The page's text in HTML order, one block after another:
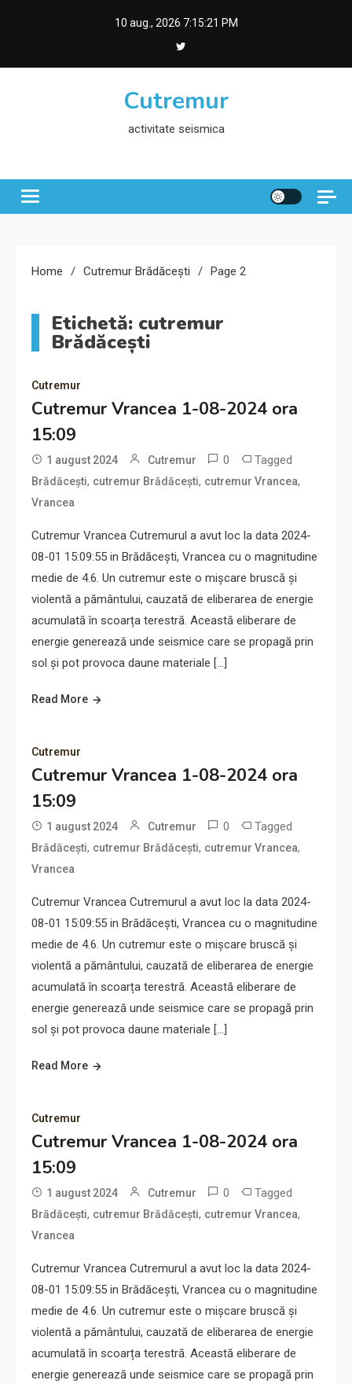
10 aug., 2026 7:15:21 PM
Cutremur
activitate seismica
Home Cutremur Brădăcești Page 2
Etichetă: cutremur
Brădăcești
Cutremur
Cutremur Vrancea 1-08-2024 ora
15:09
1 august 2024 Cutremur 0 Tagged
Brădăcești, cutremur Brădăcești, cutremur Vrancea,
Vrancea
Cutremur Vrancea Cutremurul a avut loc la data 2024-
08-01 15:09:55 in Brădăcești, Vrancea cu o magnitudine
medie de 4.6. Un cutremur este o mișcare bruscă și
violentă a pământului, cauzată de eliberarea de energie
acumulată în scoarța terestră. Această eliberare de
energie generează unde seismice care se propagă prin
sol și pot provoca daune materiale […]
Read More
Cutremur
Cutremur Vrancea 1-08-2024 ora
15:09
1 august 2024 Cutremur 0 Tagged
Brădăcești, cutremur Brădăcești, cutremur Vrancea,
Vrancea
Cutremur Vrancea Cutremurul a avut loc la data 2024-
08-01 15:09:55 in Brădăcești, Vrancea cu o magnitudine
medie de 4.6. Un cutremur este o mișcare bruscă și
violentă a pământului, cauzată de eliberarea de energie
acumulată în scoarța terestră. Această eliberare de
energie generează unde seismice care se propagă prin
sol și pot provoca daune materiale […]
Read More
Cutremur
Cutremur Vrancea 1-08-2024 ora
15:09
1 august 2024 Cutremur 0 Tagged
Brădăcești, cutremur Brădăcești, cutremur Vrancea,
Vrancea
Cutremur Vrancea Cutremurul a avut loc la data 2024-
08-01 15:09:55 in Brădăcești, Vrancea cu o magnitudine
medie de 4.6. Un cutremur este o mișcare bruscă și
violentă a pământului, cauzată de eliberarea de energie
acumulată în scoarța terestră. Această eliberare de
energie generează unde seismice care se propagă prin